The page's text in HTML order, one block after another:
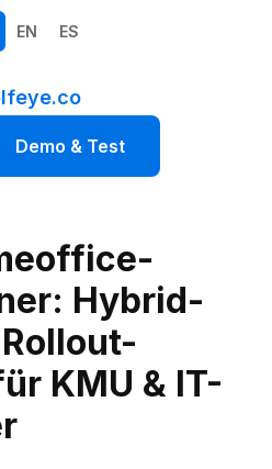
EN ES
Demo & Test
Hybrid-
KMU & IT-